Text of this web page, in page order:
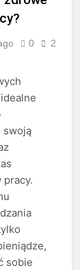
0
2
swoją
pracy.
sobie